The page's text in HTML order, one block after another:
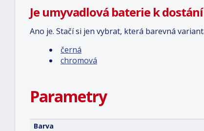
Je umyvadlová baterie k
Ano je. Stačí si jen vybrat, která barevná
černá
chromová
Parametry
Barva